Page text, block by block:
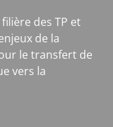
des TP et
de la
le transfert de
vers la